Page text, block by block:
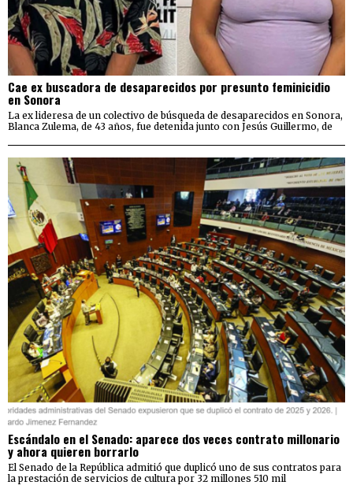
Cae ex buscadora de desaparecidos por presunto feminicidio
en Sonora
La ex lideresa de un colectivo de búsqueda de desaparecidos en Sonora,
Blanca Zulema, de 43 años, fue detenida junto con Jesús Guillermo, de
Escándalo en el Senado: aparece dos veces contrato millonario
y ahora quieren borrarlo
El Senado de la República admitió que duplicó uno de sus contratos para
la prestación de servicios de cultura por 32 millones 510 mil